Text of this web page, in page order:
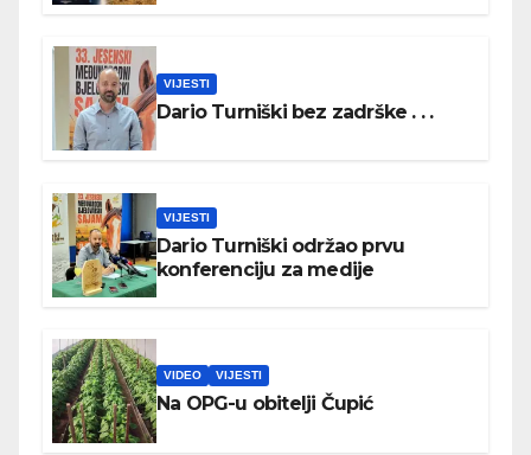
VIJESTI
Dario Turniški bez zadrške . . .
VIJESTI
Dario Turniški održao prvu
konferenciju za medije
VIDEO VIJESTI
Na OPG-u obitelji Čupić